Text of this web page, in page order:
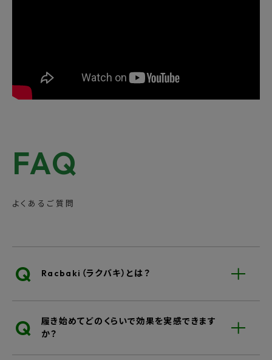
FAQ
よくあるご質問
Q Racbaki（ラクバキ）とは？
Q
履き始めてどのくらいで効果を実感できます
か？